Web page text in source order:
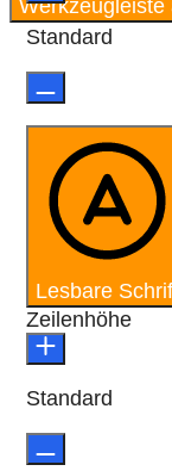
Werkzeugleiste
Standard
Lesbare
Zeilenhöhe
Standard